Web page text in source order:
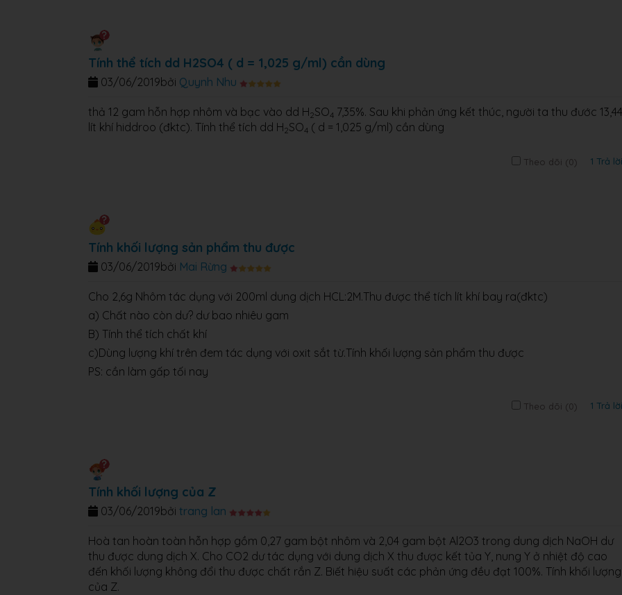
Tính thể tích dd H2SO4 ( d = 1,025 g/ml) cần dùng
bởi Quynh Nhu
03/06/2019
thả 12 gam hỗn hợp nhôm và bạc vào dd H2SO4 7,35%. Sau khi phản ứng kết thúc, người ta thu đước 13,44
lít khí hiddroo (đktc). Tính thể tích dd H2SO4 ( d = 1,025 g/ml) cần dùng
Theo dõi (0) 1 Trả lời
Tính khối lượng sản phẩm thu được
bởi Mai Rừng
03/06/2019
Cho 2,6g Nhôm tác dụng với 200ml dung dịch HCL:2M.Thu được thể tích lít khí bay ra(đktc)
a) Chất nào còn dư? dư bao nhiêu gam
B) Tính thể tích chất khí
c)Dùng lượng khí trên đem tác dụng với oxit sắt từ.Tính khối lượng sản phẩm thu được
PS: cần làm gấp tối nay
Theo dõi (0) 1 Trả lời
Tính khối lượng của Z
bởi trang lan
03/06/2019
Hoà tan hoàn toàn hỗn hợp gồm 0,27 gam bột nhôm và 2,04 gam bột Al2O3 trong dung dịch NaOH dư
thu được dung dịch X. Cho CO2 dư tác dụng với dung dịch X thu được kết tủa Y, nung Y ở nhiệt độ cao
đến khối lượng không đổi thu được chất rắn Z. Biết hiệu suất các phản ứng đều đạt 100%. Tính khối lượng
của Z.